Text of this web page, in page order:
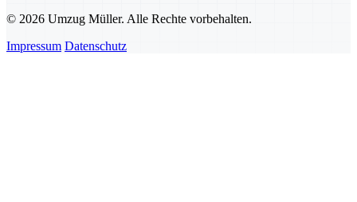
© 2026 Umzug Müller. Alle Rechte vorbehalten.
Impressum Datenschutz